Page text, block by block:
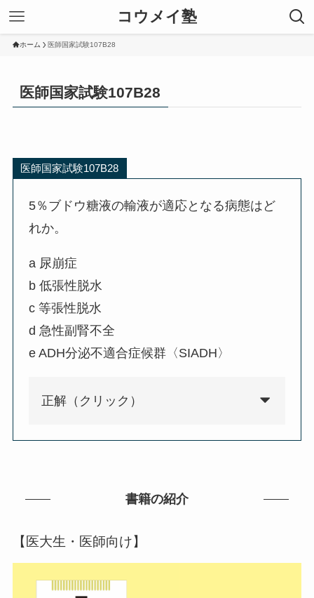
コウメイ塾
ホーム 医師国家試験107B28
医師国家試験107B28
医師国家試験107B28
5％ブドウ糖液の輸液が適応となる病態はど
れか。
a 尿崩症
b 低張性脱水
c 等張性脱水
d 急性副腎不全
e ADH分泌不適合症候群〈SIADH〉
正解（クリック）
書籍の紹介
【医大生・医師向け】